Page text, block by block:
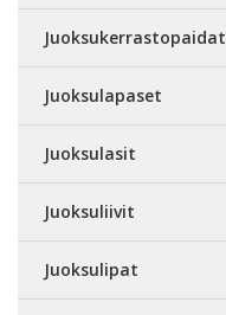
Juoksukerrastopaidat
Juoksulapaset
Juoksulasit
Juoksuliivit
Juoksulipat